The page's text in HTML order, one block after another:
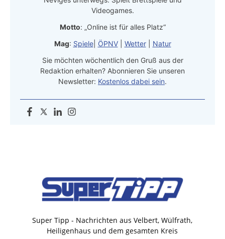
Videogames.
Motto: „Online ist für alles Platz“
Mag: Spiele| ÖPNV| Wetter| Natur
Sie möchten wöchentlich den Gruß aus der
Redaktion erhalten? Abonnieren Sie unseren
Newsletter: Kostenlos dabei sein.
Super Tipp - Nachrichten aus Velbert, Wülfrath,
Heiligenhaus und dem gesamten Kreis